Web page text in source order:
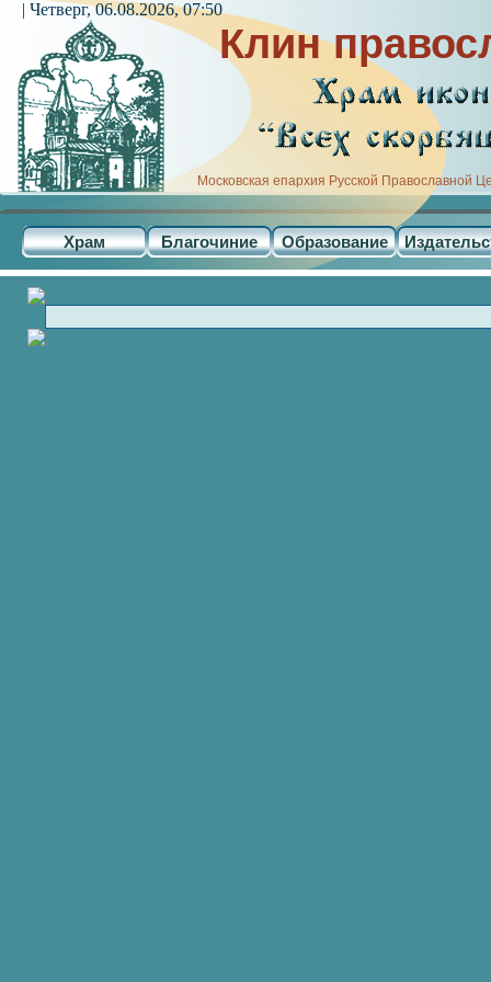
Клин
Московская епархия Русской Православной
Храм Благочиние Образование
| Четверг, 06.08.2026, 07:50